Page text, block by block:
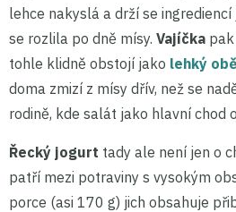
lehce nakyslá a drží se
se rozlila po dně mísy. Vajíčka
tohle klidně obstojí jako lehký
doma zmizí z mísy dřív, než se
rodině, kde salát jako hlavní chod
Řecký jogurt tady ale není jen o
patří mezi potraviny s vysokým
porce (asi 170 g) jich obsahuje